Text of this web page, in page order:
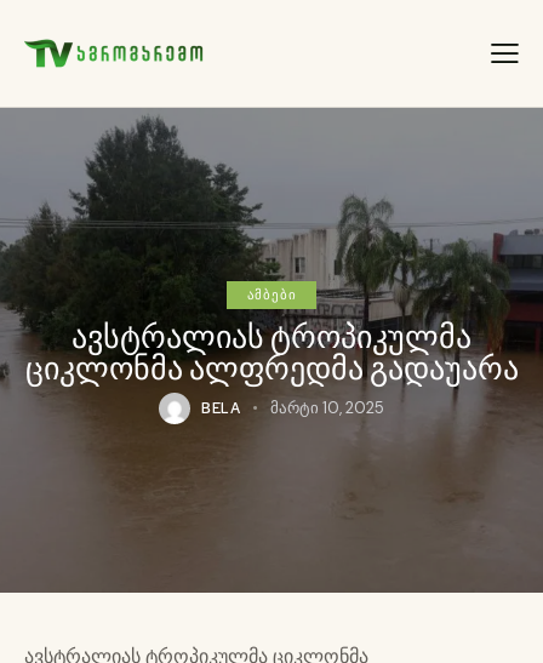
ᲐᲛᲑᲔᲑᲘ
ავსტრალიას ტროპიკულმა
ციკლონმა ალფრედმა გადაუარა
BELA მარტი 10, 2025
ავსტრალიას ტროპიკულმა ციკლონმა